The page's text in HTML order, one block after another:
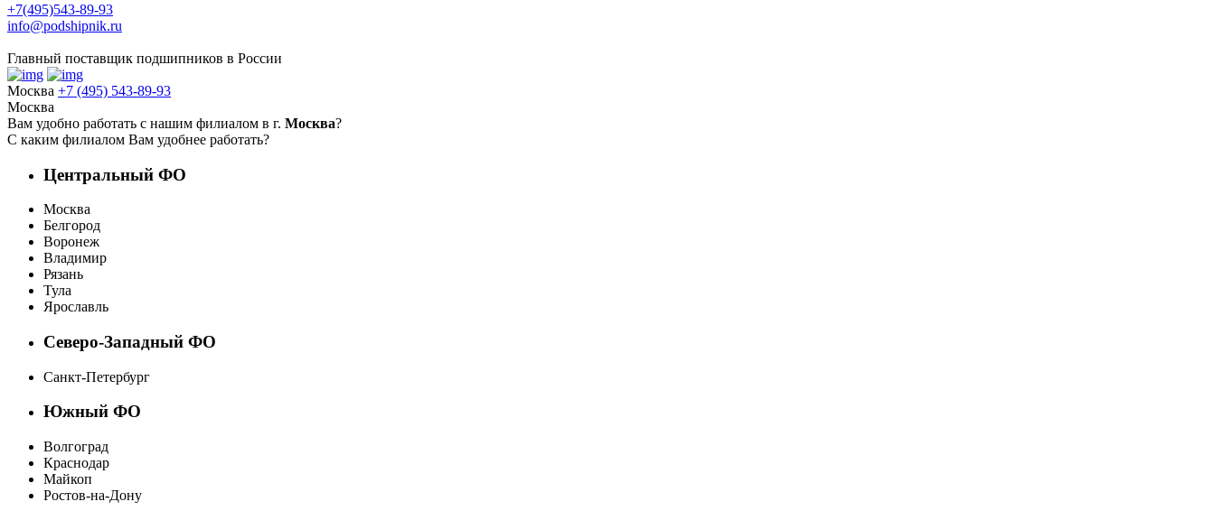
+7(495)543-89-93
info@podshipnik.ru
Главный поставщик подшипников в России
Москва +7 (495) 543-89-93
Москва
Вам удобно работать с нашим филиалом в г. Москва?
С каким филиалом Вам удобнее работать?
Центральный ФО
Москва
Белгород
Воронеж
Владимир
Рязань
Тула
Ярославль
Северо-Западный ФО
Санкт-Петербург
Южный ФО
Волгоград
Краснодар
Майкоп
Ростов-на-Дону